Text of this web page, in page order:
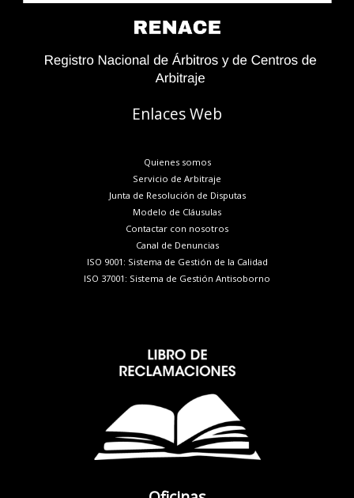
Enlaces Web
Quienes somos
Servicio de Arbitraje
Junta de Resolución de Disputas
Modelo de Cláusulas
Contactar con nosotros
Canal de Denuncias
ISO 9001: Sistema de Gestión de la Calidad
ISO 37001: Sistema de Gestión Antisoborno